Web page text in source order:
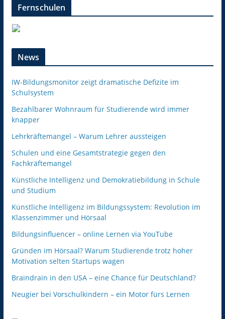
Fernschulen
News
IW-Bildungsmonitor zeigt dramatische Defizite im
Schulsystem
Bezahlbarer Wohnraum für Studierende wird immer
knapper
Lehrkräftemangel – Warum Lehrer aussteigen
Schulen und eine Gesamtstrategie gegen den
Fachkräftemangel
Künstliche Intelligenz und Demokratiebildung in Schule
und Studium
Künstliche Intelligenz im Bildungssystem: Revolution im
Klassenzimmer und Hörsaal
Bildungsinfluencer – online Lernen via YouTube
Gründen im Hörsaal? Warum Studierende trotz hoher
Motivation selten Startups wagen
Braindrain in den USA – eine Chance für Deutschland?
Neugier bei Vorschulkindern – ein Motor fürs Lernen